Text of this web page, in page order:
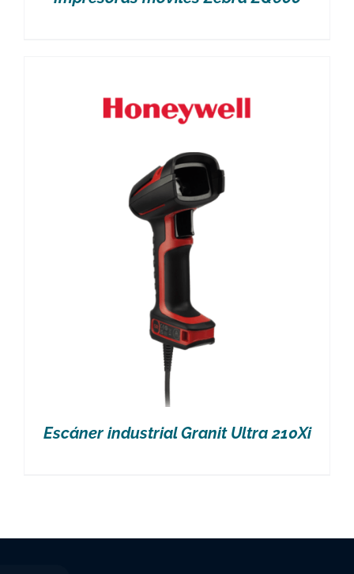
Escáner industrial Granit Ultra 210Xi